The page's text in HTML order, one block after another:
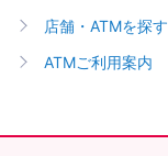
店舗・ATMを探す
ATMご利用案内